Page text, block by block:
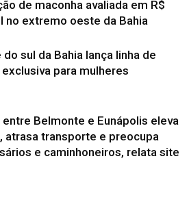
de maconha avaliada em R$
no extremo oeste da Bahia
do sul da Bahia lança linha de
para mulheres
entre Belmonte e Eunápolis eleva
atrasa transporte e preocupa
e caminhoneiros, relata site